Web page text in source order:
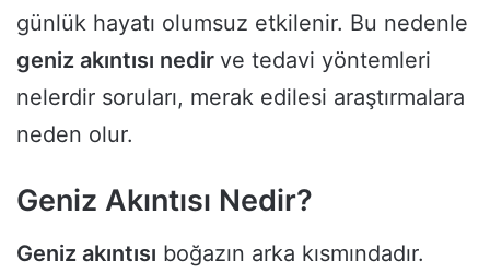
günlük hayatı olumsuz etkilenir. Bu nedenle
geniz akıntısı nedir ve tedavi yöntemleri
nelerdir soruları, merak edilesi araştırmalara
neden olur.
Geniz Akıntısı Nedir?
Geniz akıntısı boğazın arka kısmındadır.